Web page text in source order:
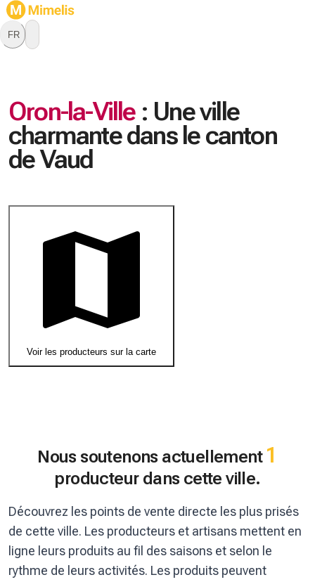
FR
Oron-la-Ville: Une ville
charmante dans le canton
de Vaud
Voir les producteurs sur la carte
Nous soutenons actuellement 1
producteur dans cette ville.
Découvrez les points de vente directe les plus prisés
de cette ville. Les producteurs et artisans mettent en
ligne leurs produits au fil des saisons et selon le
rythme de leurs activités. Les produits peuvent